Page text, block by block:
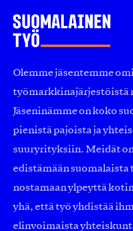
Olemme jäsentemme
työmarkkinajärjestöistä
Jäseninämme on koko
pienistä pajoista ja
suuryrityksiin. Meidät
edistämään suomalaista
nostamaan ylpeyttä
yhä, että työ yhdistää
elinvoimaista